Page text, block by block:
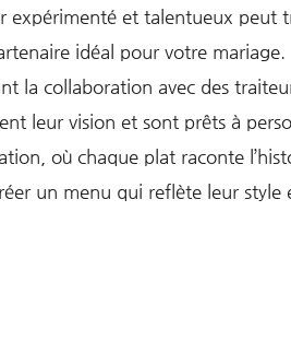
et talentueux peut
idéal pour votre mariage.
la collaboration avec des
leur vision et sont prêts à
où chaque plat raconte
un menu qui reflète leur